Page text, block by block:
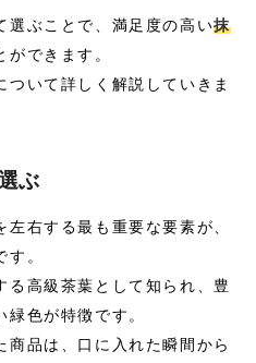
選ぶことで、満足度の高い抹
ができます。
ついて詳しく解説していきま
ぶ
左右する最も重要な要素が、
。
る高級茶葉として知られ、豊
色が特徴です。
品は、口に入れた瞬間から